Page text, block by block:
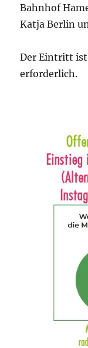
Bahnhof
Katja Berlin
Der Eintritt
erforderlich.